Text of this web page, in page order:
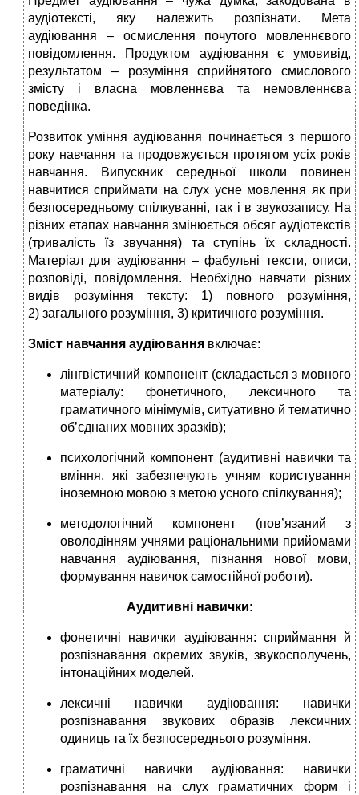
аудіотексті, яку належить розпізнати. Мета
аудіювання – осмислення почутого мовленнєвого
повідомлення. Продуктом аудіювання є умовивід,
результатом – розуміння сприйнятого смислового
змісту і власна мовленнєва та немовленнєва
поведінка.
Розвиток уміння аудіювання починається з першого
року навчання та продовжується протягом усіх років
навчання. Випускник середньої школи повинен
навчитися сприймати на слух усне мовлення як при
безпосередньому спілкуванні, так і в звукозапису. На
різних етапах навчання змінюється обсяг аудіотекстів
(тривалість їз звучання) та ступінь їх складності.
Матеріал для аудіювання – фабульні тексти, описи,
розповіді, повідомлення. Необхідно навчати різних
видів розуміння тексту: 1) повного розуміння,
2) загального розуміння, 3) критичного розуміння.
Зміст навчання аудіювання включає:
лінгвістичний компонент (складається з мовного
матеріалу: фонетичного, лексичного та
граматичного мінімумів, ситуативно й тематично
об’єднаних мовних зразків);
психологічний компонент (аудитивні навички та
вміння, які забезпечують учням користування
іноземною мовою з метою усного спілкування);
методологічний компонент (пов’язаний з
оволодінням учнями раціональними прийомами
навчання аудіювання, пізнання нової мови,
формування навичок самостійної роботи).
Аудитивні навички:
фонетичні навички аудіювання: сприймання й
розпізнавання окремих звуків, звукосполучень,
інтонаційних моделей.
лексичні навички аудіювання: навички
розпізнавання звукових образів лексичних
одиниць та їх безпосереднього розуміння.
граматичні навички аудіювання: навички
розпізнавання на слух граматичних форм і